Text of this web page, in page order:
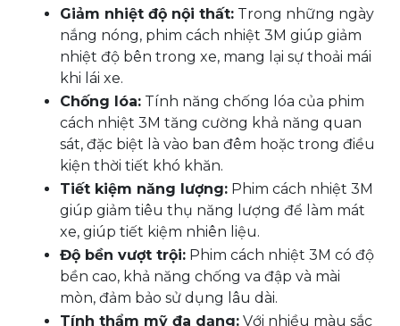
Giảm nhiệt độ nội thất: Trong những ngày
nắng nóng, phim cách nhiệt 3M giúp giảm
nhiệt độ bên trong xe, mang lại sự thoải mái
khi lái xe.
Chống lóa: Tính năng chống lóa của phim
cách nhiệt 3M tăng cường khả năng quan
sát, đặc biệt là vào ban đêm hoặc trong điều
kiện thời tiết khó khăn.
Tiết kiệm năng lượng: Phim cách nhiệt 3M
giúp giảm tiêu thụ năng lượng để làm mát
xe, giúp tiết kiệm nhiên liệu.
Độ bền vượt trội: Phim cách nhiệt 3M có độ
bền cao, khả năng chống va đập và mài
mòn, đảm bảo sử dụng lâu dài.
Tính thẩm mỹ đa dạng: Với nhiều màu sắc